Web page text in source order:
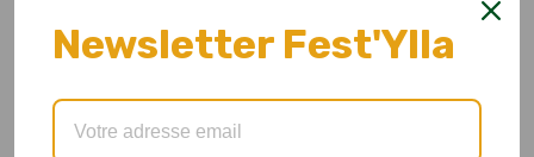
Archives
mai 2025
Newsletter Fest'Ylla